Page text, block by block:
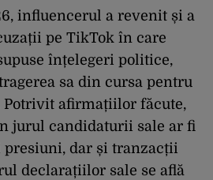
influencerul a revenit și a
pe TikTok în care
înțelegeri politice,
sa din cursa pentru
Potrivit afirmațiilor făcute,
jurul candidaturii sale ar fi
presiuni, dar și tranzacții
declarațiilor sale se află